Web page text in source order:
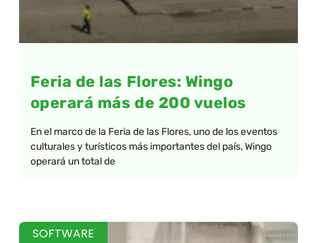
Feria de las Flores: Wingo
operará más de 200 vuelos
En el marco de la Feria de las Flores, uno de los eventos
culturales y turísticos más importantes del país, Wingo
operará un total de
SOFTWARE